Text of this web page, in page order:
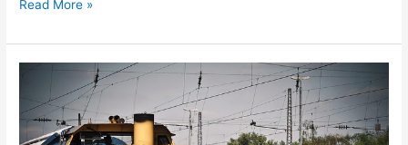
Read More »
de
oplossing